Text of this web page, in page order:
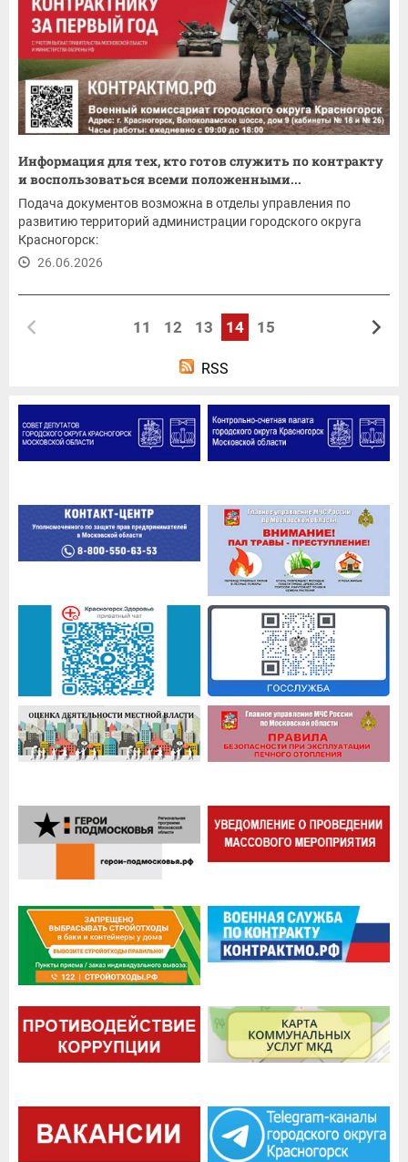
Информация для тех, кто готов служить по контракту
и воспользоваться всеми положенными...
Подача документов возможна в отделы управления по
развитию территорий администрации городского округа
Красногорск:
26.06.2026
11 12 13 14 15
RSS